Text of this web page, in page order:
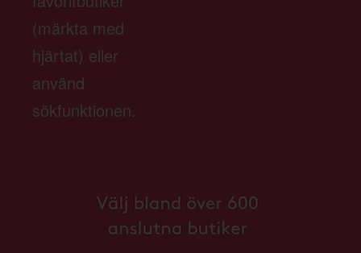
(märkta med
hjärtat) eller
använd
sökfunktionen.